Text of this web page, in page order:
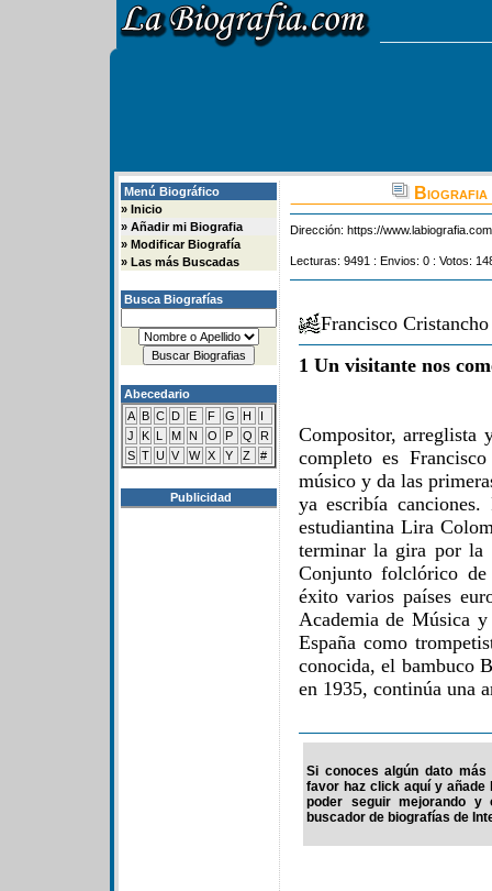
Menú Biográfico
» Inicio
» Añadir mi Biografia
» Modificar Biografía
» Las más Buscadas
Busca Biografías
Abecedario
A B C D E F G H
I
J
K L M N O P Q
R
S T U V W X Y Z #
Publicidad
Biografia
Dirección: https://
Lecturas: 9491 : Envios: 0 : Votos:
Francisco
1 Un visitante nos
Compositor, arreglista
completo es
músico y da las
ya escribía
estudiantina Lira
terminar la gira por la
Conjunto folclórico
éxito varios países
Academia de Música
España como
conocida, el bambuco
en 1935, continúa una
Si conoces algún dato
favor haz click aquí y
poder seguir mejorando y
buscador de biografías de